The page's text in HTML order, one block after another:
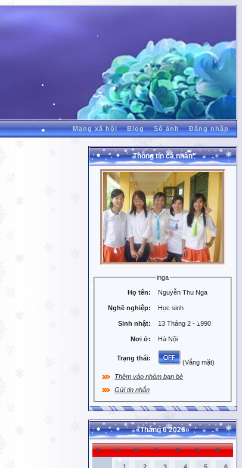
Mạng xã hội Blog Sổ ảnh Đăng nhập
Thông tin cá nhân
inga
Họ tên: Nguyễn Thu Nga
Nghề nghiệp: Học sinh
Sinh nhật: 13 Tháng 2 - 1990
Nơi ở: Hà Nội
Trạng thái:
(Vắng mặt)
Thêm vào nhóm bạn bè
Gửi tin nhắn
«Tháng 6 2026»
C H B T N S B